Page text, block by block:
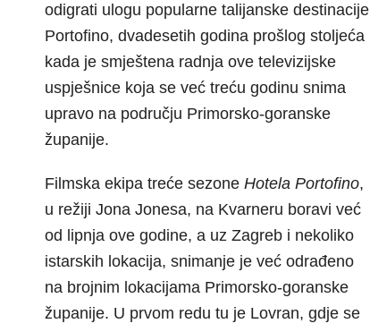
odigrati ulogu popularne talijanske destinacije
Portofino, dvadesetih godina prošlog stoljeća
kada je smještena radnja ove televizijske
uspješnice koja se već treću godinu snima
upravo na području Primorsko-goranske
županije.
Filmska ekipa treće sezone Hotela Portofino,
u režiji Jona Jonesa, na Kvarneru boravi već
od lipnja ove godine, a uz Zagreb i nekoliko
istarskih lokacija, snimanje je već odrađeno
na brojnim lokacijama Primorsko-goranske
županije. U prvom redu tu je Lovran, gdje se